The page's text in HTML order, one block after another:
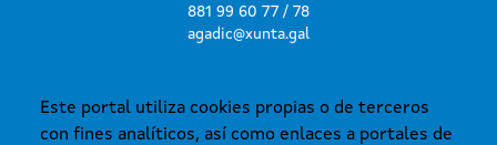
Este portal utiliza cookies propias o de terceros
con fines analíticos, así como enlaces a portales de
881 99 60 77 / 78
agadic@xunta.gal
SUSCRÍBETE AL BOLETÍN